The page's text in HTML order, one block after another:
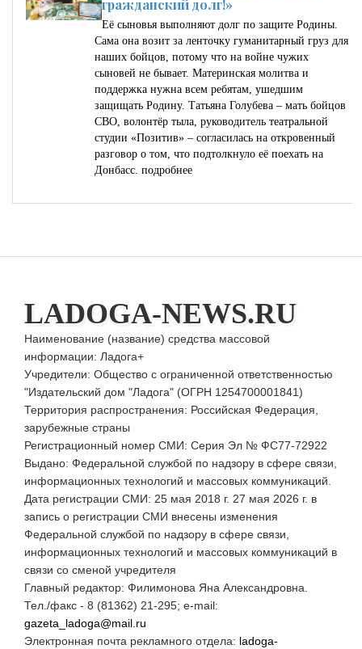
гражданский долг!»
Её сыновья выполняют долг по защите Родины.
Сама она возит за ленточку гуманитарный груз для
наших бойцов, потому что на войне чужих
сыновей не бывает. Материнская молитва и
поддержка нужна всем ребятам, ушедшим
защищать Родину. Татьяна Голубева – мать бойцов
СВО, волонтёр тыла, руководитель театральной
студии «Позитив» – согласилась на откровенный
разговор о том, что подтолкнуло её поехать на
Донбасс. подробнее
LADOGA-NEWS.RU
Наименование (название) средства массовой
информации: Ладога+
Учредители: Общество с ограниченной ответственностью
"Издательский дом "Ладога" (ОГРН 1254700001841)
Территория распространения: Российская Федерация,
зарубежные страны
Регистрационный номер СМИ: Серия Эл № ФС77-72922
Выдано: Федеральной службой по надзору в сфере связи,
информационных технологий и массовых коммуникаций.
Дата регистрации СМИ: 25 мая 2018 г. 27 мая 2026 г. в
запись о регистрации СМИ внесены изменения
Федеральной службой по надзору в сфере связи,
информационных технологий и массовых коммуникаций в
связи со сменой учредителя
Главный редактор: Филимонова Яна Александровна.
Тел./факс - 8 (81362) 21-295; e-mail:
gazeta_ladoga@mail.ru
Электронная почта рекламного отдела: ladoga-